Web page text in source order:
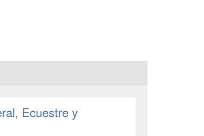
Ecuestre y